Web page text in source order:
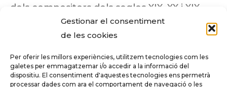
Gestionar el consentiment
de les cookies
Per oferir les millors experiències, utilitzem tecnologies com les
galetes per emmagatzemar i/o accedir a la informació del
dispositiu. El consentiment d'aquestes tecnologies ens permetrà
processar dades com ara el comportament de navegació o les
dels compositors dels segles XIX, XX i XIX
insuficientment coneguts.
Tots els drets reservats a ©Columna